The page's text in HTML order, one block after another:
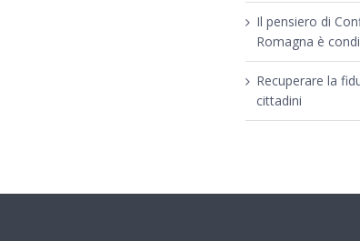
Il pensiero di
Romagna è
Recuperare la
cittadini